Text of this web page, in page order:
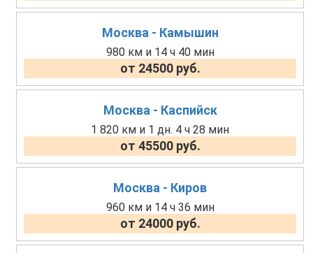
Москва - Камышин
980 км и 14 ч 40 мин
от 24500 руб.
Москва - Каспийск
1 820 км и 1 дн. 4 ч 28 мин
от 45500 руб.
Москва - Киров
960 км и 14 ч 36 мин
от 24000 руб.